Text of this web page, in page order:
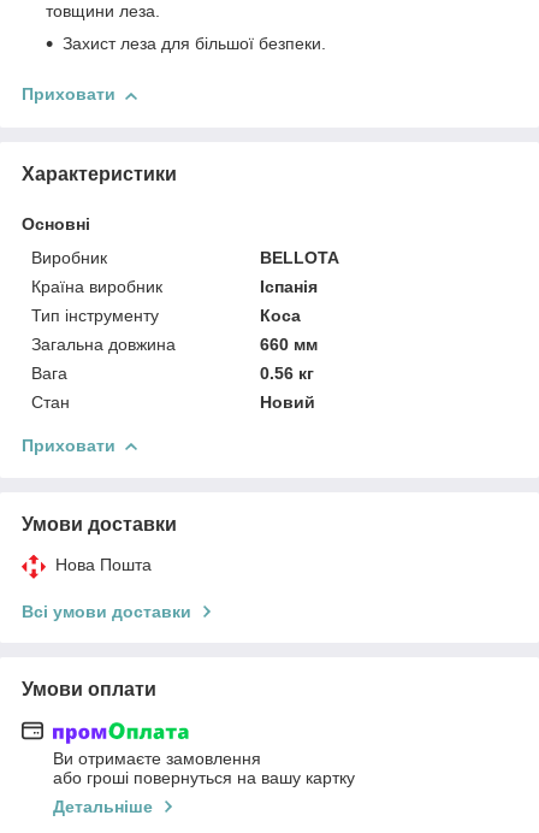
товщини леза.
Захист леза для більшої безпеки.
Приховати
Характеристики
Основні
Виробник
BELLOTA
Країна виробник
Іспанія
Тип інструменту
Коса
Загальна довжина
660 мм
Вага
0.56 кг
Стан
Новий
Приховати
Умови доставки
Нова Пошта
Всі умови доставки
Умови оплати
Ви отримаєте замовлення
або гроші повернуться на вашу картку
Детальніше